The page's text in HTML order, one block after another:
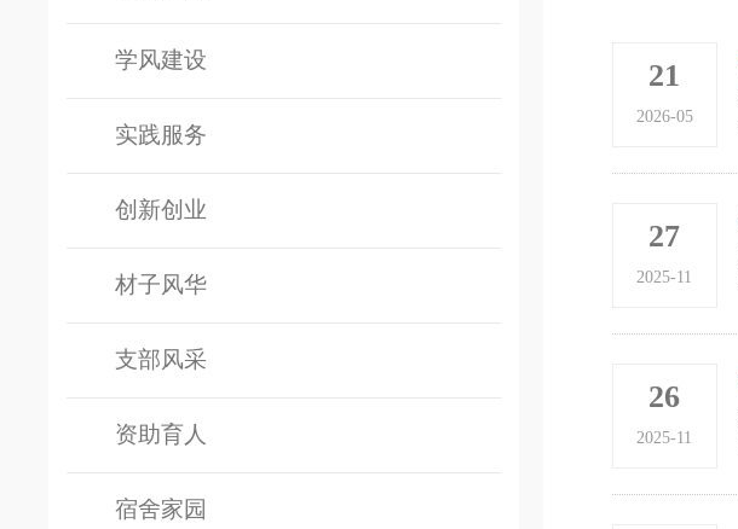
学风建设
实践服务
创新创业
材子风华
支部风采
资助育人
宿舍家园
21
2026-05
27
2025-11
26
2025-11